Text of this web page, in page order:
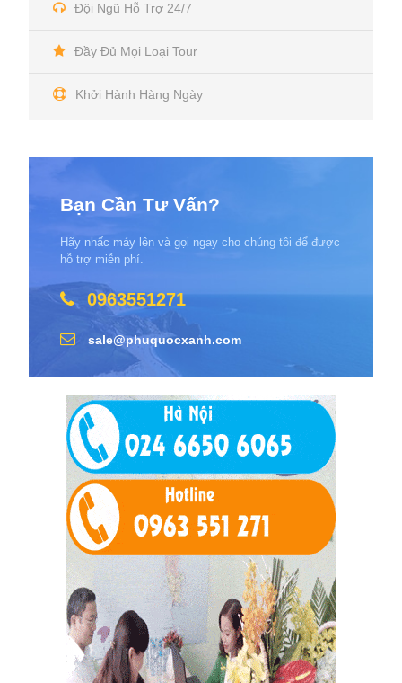
Đội Ngũ Hỗ Trợ 24/7
Đầy Đủ Mọi Loại Tour
Khởi Hành Hàng Ngày
Bạn Cần Tư Vấn?
Hãy nhấc máy lên và gọi ngay cho chúng tôi để được
hỗ trợ miễn phí.
0963551271
sale@phuquocxanh.com